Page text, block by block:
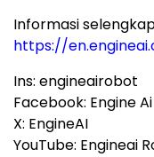
Informasi
https://
Ins: engineairobot
Facebook: Engine Ai
X: EngineAI
YouTube: Engineai